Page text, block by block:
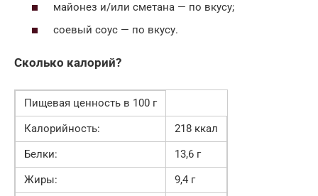
майонез и/или сметана — по вкусу;
соевый соус — по вкусу.
Сколько калорий?
Пищевая ценность в 100 г
Калорийность:
218 ккал
Белки:
13,6 г
Жиры:
9,4 г